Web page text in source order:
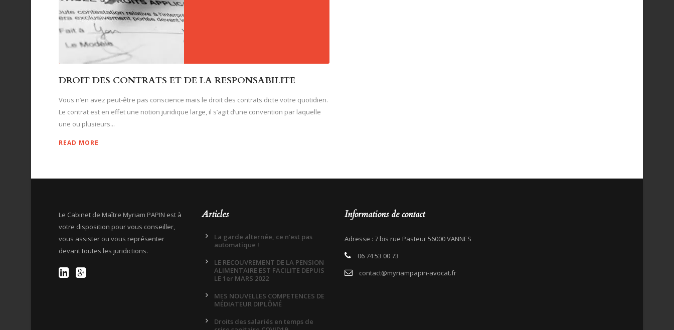
DROIT DES CONTRATS ET DE LA RESPONSABILITE
Vous n’en avez peut-être pas conscience mais le droit des contrats dicte votre quotidien.
Le contrat est en effet une notion juridique large, il s’agit d’une convention par laquelle
une ou plusieurs...
READ MORE
Le Cabinet de Maître Myriam PAPIN est à
votre disposition pour vous conseiller,
vous assister ou vous représenter
devant toutes les juridictions.
Articles
La garde alternée, ce n’est pas
automatique !
LE RECOUVREMENT DE LA PENSION
ALIMENTAIRE EST FACILITE DEPUIS
LE 1er MARS 2022
MES NOUVELLES COMPETENCES DE
MÉDIATEUR DIPLÔMÉ
Droits des salariés en temps de
Informations de contact
Adresse : 7 bis rue Pasteur 56000 VANNES
06 74 53 00 73
contact@myriampapin-avocat.fr